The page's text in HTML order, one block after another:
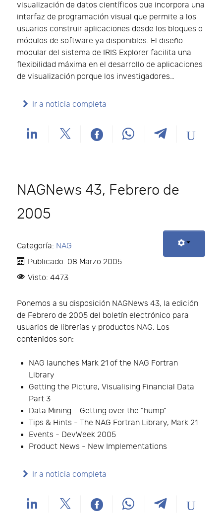
visualización de datos científicos que incorpora una
interfaz de programación visual que permite a los
usuarios construir aplicaciones desde los bloques o
módulos de software ya disponibles. El diseño
modular del sistema de IRIS Explorer facilita una
flexibilidad máxima en el desarrollo de aplicaciones
de visualización porque los investigadores…
Ir a noticia completa
NAGNews 43, Febrero de
2005
Categoría: NAG
Publicado: 08 Marzo 2005
Visto: 4473
Ponemos a su disposición NAGNews 43, la edición
de Febrero de 2005 del boletín electrónico para
usuarios de librerías y productos NAG. Los
contenidos son:
NAG launches Mark 21 of the NAG Fortran
Library
Getting the Picture, Visualising Financial Data
Part 3
Data Mining – Getting over the “hump”
Tips & Hints - The NAG Fortran Library, Mark 21
Events - DevWeek 2005
Product News - New Implementations
Ir a noticia completa